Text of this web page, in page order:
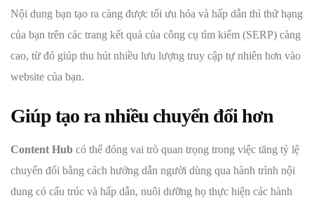
Nội dung bạn tạo ra càng được tối ưu hóa và hấp dẫn thì thứ hạng
của bạn trên các trang kết quả của công cụ tìm kiếm (SERP) càng
cao, từ đó giúp thu hút nhiều lưu lượng truy cập tự nhiên hơn vào
website của bạn.
Giúp tạo ra nhiều chuyển đổi hơn
Content Hub có thể đóng vai trò quan trọng trong việc tăng tỷ lệ
chuyển đổi bằng cách hướng dẫn người dùng qua hành trình nội
dung có cấu trúc và hấp dẫn, nuôi dưỡng họ thực hiện các hành